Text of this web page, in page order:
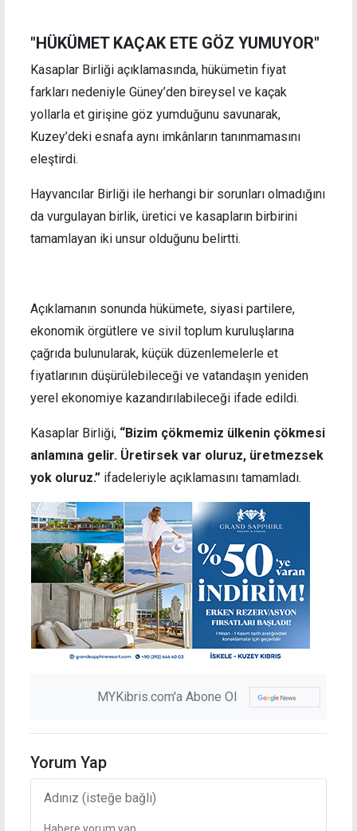
"HÜKÜMET KAÇAK ETE GÖZ YUMUYOR"
Kasaplar Birliği açıklamasında, hükümetin fiyat
farkları nedeniyle Güney’den bireysel ve kaçak
yollarla et girişine göz yumduğunu savunarak,
Kuzey’deki esnafa aynı imkânların tanınmamasını
eleştirdi.
Hayvancılar Birliği ile herhangi bir sorunları olmadığını
da vurgulayan birlik, üretici ve kasapların birbirini
tamamlayan iki unsur olduğunu belirtti.
Açıklamanın sonunda hükümete, siyasi partilere,
ekonomik örgütlere ve sivil toplum kuruluşlarına
çağrıda bulunularak, küçük düzenlemelerle et
fiyatlarının düşürülebileceği ve vatandaşın yeniden
yerel ekonomiye kazandırılabileceği ifade edildi.
Kasaplar Birliği, “Bizim çökmemiz ülkenin çökmesi
anlamına gelir. Üretirsek var oluruz, üretmezsek
yok oluruz.” ifadeleriyle açıklamasını tamamladı.
MYKibris.com'a Abone Ol
Yorum Yap